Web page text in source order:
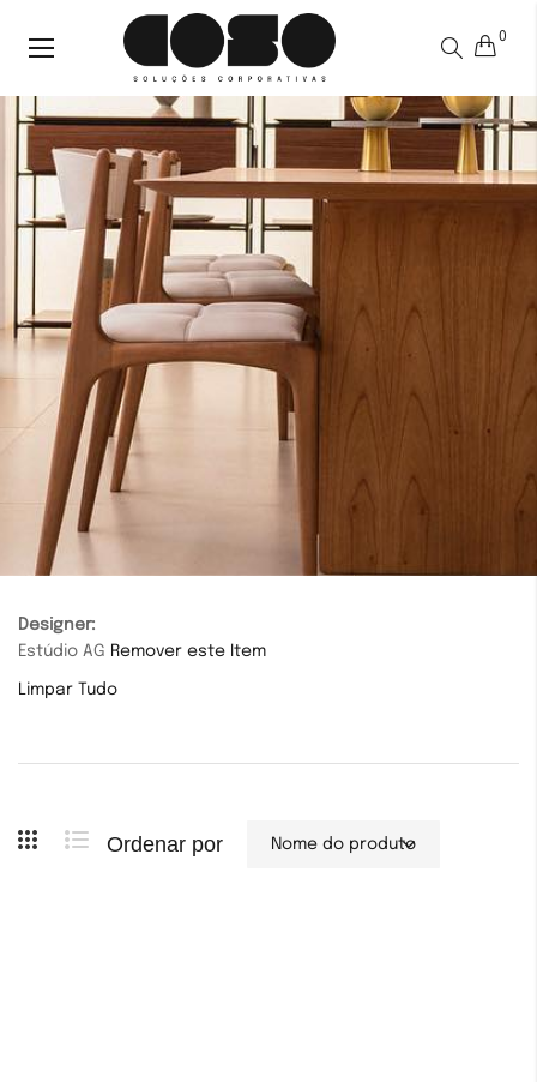
Alternar
0
Designer
Estúdio AG Remover este Item
Limpar Tudo
Ordenar por